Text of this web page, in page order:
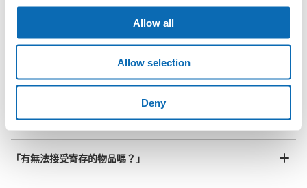
Allow all
Allow selection
Deny
工作人員拍完行李照片後
我們與許多地點方便的車站內店舖以及24小時營業的店鋪合作。
¥800 日
「抵達預計寄物的店舖後該怎麼做呢？」
「萬博紀念公園站的ecbo cloak服務費用？」
「行李會不會不見或被偷？」
「有無法接受寄存的物品嗎？」